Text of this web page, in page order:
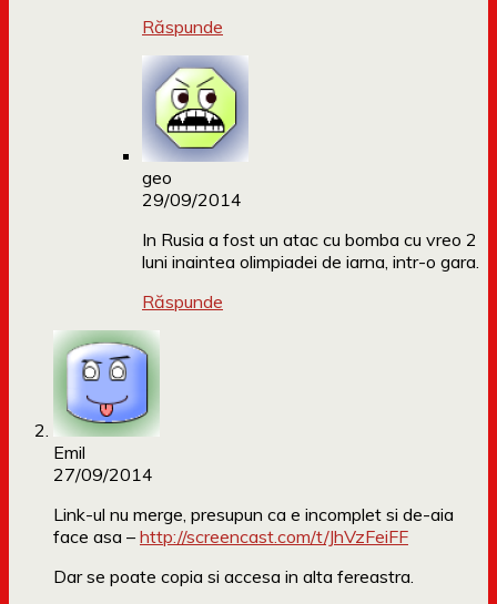
Răspunde
geo
29/09/2014
In Rusia a fost un atac cu bomba cu vreo 2
luni inaintea olimpiadei de iarna, intr-o gara.
Răspunde
Emil
27/09/2014
Link-ul nu merge, presupun ca e incomplet si de-aia
face asa – http://screencast.com/t/JhVzFeiFF
Dar se poate copia si accesa in alta fereastra.